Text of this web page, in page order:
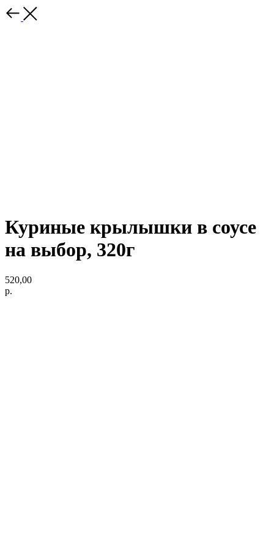
Куриные крылышки в соусе
на выбор, 320г
520,00
р.